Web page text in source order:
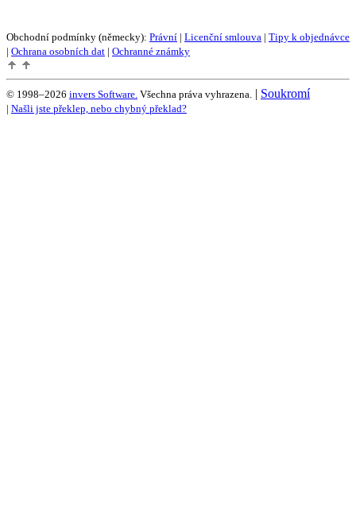
Obchodní podmínky (německy): Právní | Licenční smlouva | Tipy k objednávce
| Ochrana osobních dat | Ochranné známky
© 1998–2026 invers Software. Všechna práva vyhrazena. | Soukromí
| Našli jste překlep, nebo chybný překlad?